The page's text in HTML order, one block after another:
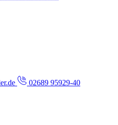
02689 95929-40